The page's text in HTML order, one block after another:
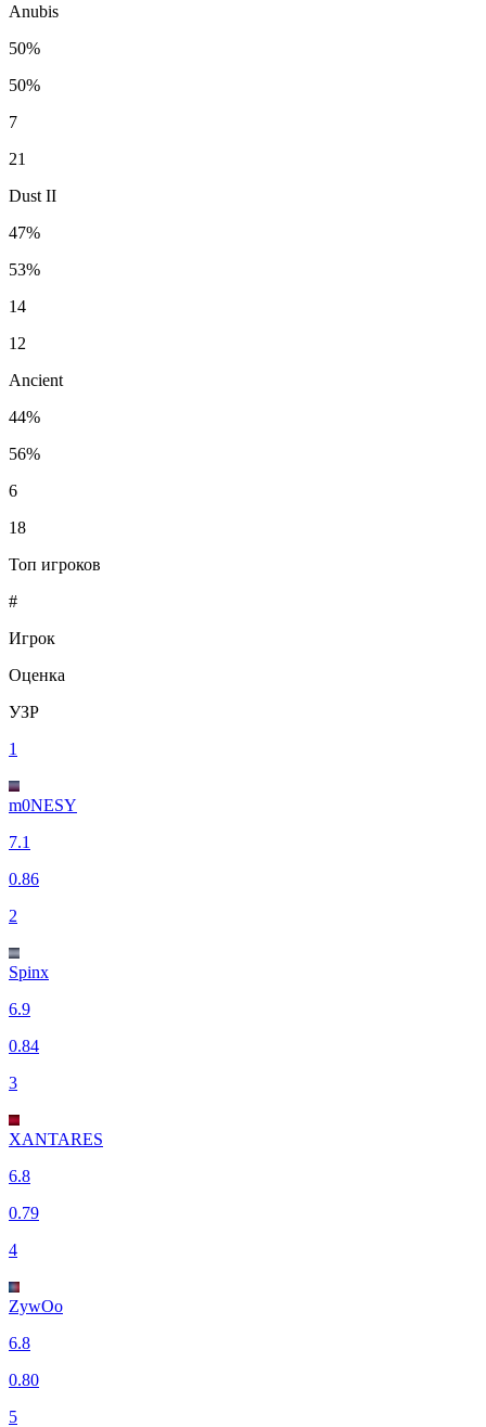
Anubis
50%
50%
7
21
Dust II
47%
53%
14
12
Ancient
44%
56%
6
18
Топ игроков
#
Игрок
Оценка
УЗР
1
m0NESY
7.1
0.86
2
Spinx
6.9
0.84
3
XANTARES
6.8
0.79
4
ZywOo
6.8
0.80
5